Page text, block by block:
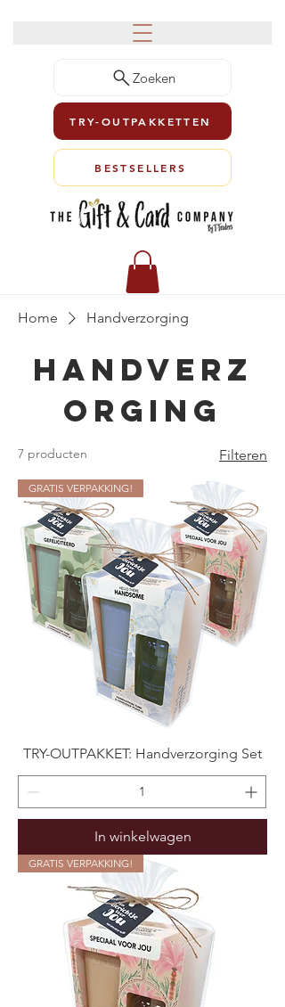
Zoeken
TRY-OUTPAKKETTEN
BESTSELLERS
Home Handverzorging
Handverz
orging
7 producten Filteren
GRATIS VERPAKKING!
TRY-OUTPAKKET: Handverzorging Set
In winkelwagen
GRATIS VERPAKKING!